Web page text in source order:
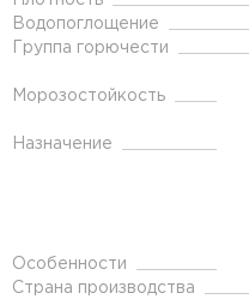
Водопоглощение
Группа горючести
Морозостойкость
Назначение
Особенности
Страна производства